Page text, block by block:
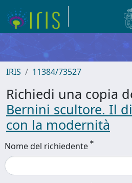
IRIS 11384/73527
Richiedi una copia
Bernini scultore. Il
con la modernità
Nome del richiedente